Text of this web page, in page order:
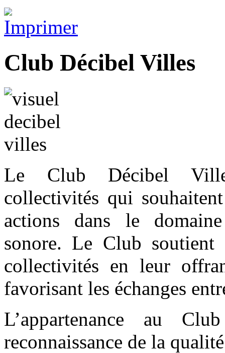
Club Décibel Villes
Le Club Décibel
collectivités qui
actions dans le
sonore. Le Club soutient
collectivités en leur
favorisant les échanges
L’appartenance au
reconnaissance de la